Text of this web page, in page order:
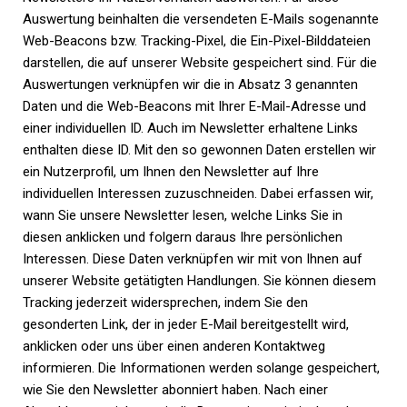
Auswertung beinhalten die versendeten E-Mails sogenannte
Web-Beacons bzw. Tracking-Pixel, die Ein-Pixel-Bilddateien
darstellen, die auf unserer Website gespeichert sind. Für die
Auswertungen verknüpfen wir die in Absatz 3 genannten
Daten und die Web-Beacons mit Ihrer E-Mail-Adresse und
einer individuellen ID. Auch im Newsletter erhaltene Links
enthalten diese ID. Mit den so gewonnen Daten erstellen wir
ein Nutzerprofil, um Ihnen den Newsletter auf Ihre
individuellen Interessen zuzuschneiden. Dabei erfassen wir,
wann Sie unsere Newsletter lesen, welche Links Sie in
diesen anklicken und folgern daraus Ihre persönlichen
Interessen. Diese Daten verknüpfen wir mit von Ihnen auf
unserer Website getätigten Handlungen. Sie können diesem
Tracking jederzeit widersprechen, indem Sie den
gesonderten Link, der in jeder E-Mail bereitgestellt wird,
anklicken oder uns über einen anderen Kontaktweg
informieren. Die Informationen werden solange gespeichert,
wie Sie den Newsletter abonniert haben. Nach einer